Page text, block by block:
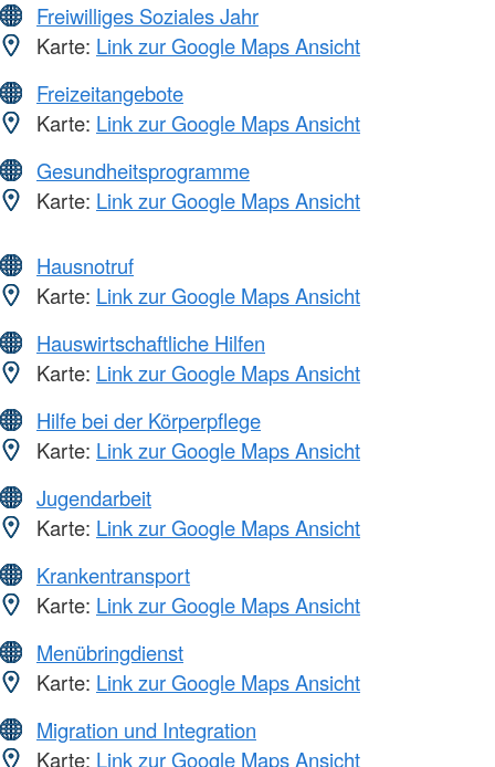
Freiwilliges Soziales Jahr
Karte: Link zur Google Maps Ansicht
Freizeitangebote
Karte: Link zur Google Maps Ansicht
Gesundheitsprogramme
Karte: Link zur Google Maps Ansicht
Hausnotruf
Karte: Link zur Google Maps Ansicht
Hauswirtschaftliche Hilfen
Karte: Link zur Google Maps Ansicht
Hilfe bei der Körperpflege
Karte: Link zur Google Maps Ansicht
Jugendarbeit
Karte: Link zur Google Maps Ansicht
Krankentransport
Karte: Link zur Google Maps Ansicht
Menübringdienst
Karte: Link zur Google Maps Ansicht
Migration und Integration
Karte: Link zur Google Maps Ansicht